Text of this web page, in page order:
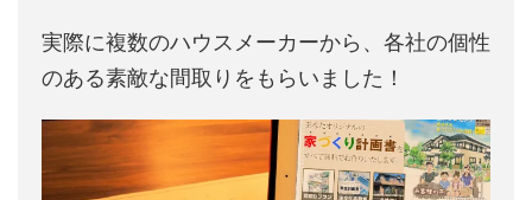
実際に複数のハウスメーカーから、各社の個性
のある素敵な間取りをもらいました！